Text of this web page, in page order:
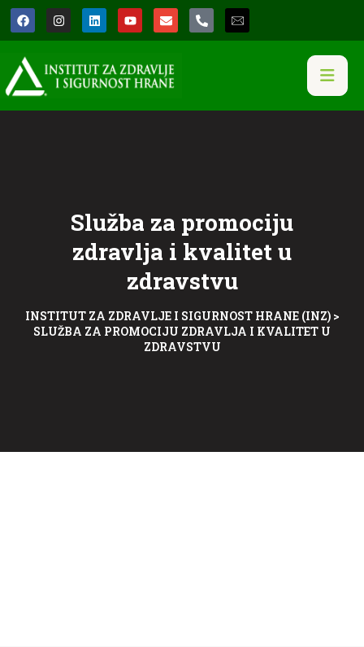
Služba za promociju
zdravlja i kvalitet u
zdravstvu
INSTITUT ZA ZDRAVLJE I SIGURNOST HRANE (INZ)>
SLUŽBA ZA PROMOCIJU ZDRAVLJA I KVALITET U
ZDRAVSTVU